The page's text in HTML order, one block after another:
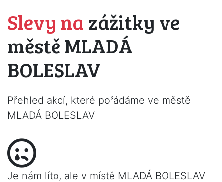
Slevy na zážitky ve
městě MLADÁ
BOLESLAV
Přehled akcí, které pořádáme ve městě
MLADÁ BOLESLAV
Je nám líto, ale v místě MLADÁ BOLESLAV